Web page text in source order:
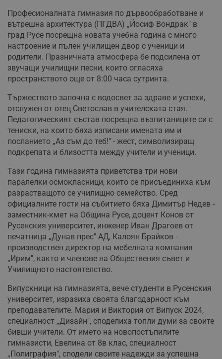
Професионалната гимназия по дървообработване и
вътрешна архитектура (ПГДВА) „Йосиф Вондрак" в
град Русе посрещна новата учебна година с много
настроение и пълен училищен двор с ученици и
родители. Празничната атмосфера бе подсилена от
звучащи училищни песни, които огласяха
пространството още от 8:00 часа сутринта.
Тържеството започна с водосвет за здраве и успехи,
отслужен от отец Светослав в учителската стая.
Педагогическият състав посрещна възпитаниците си с
тениски, на които бяха изписани имената им и
посланието „Аз съм до теб!" - жест, символизиращ
подкрепата и близостта между учители и ученици.
Тази година гимназията приветства три нови
паралелки осмокласници, които се присъединиха към
разрастващото се училищно семейство. Сред
официалните гости на събитието бяха Димитър Недев -
заместник-кмет на Община Русе, доцент Конов от
Русенския университет, инженер Иван Драгоев от
печатница „Дунав прес" АД, Калоян Брайков -
производствен директор на мебелната компания
„Ирим", както и членове на Обществения съвет и
Училищното настоятелство.
Випускници на гимназията, вече студенти в Русенския
университет, изразиха своята благодарност към
преподавателите. Мария и Виктория от Випуск 2024,
специалност „Дизайн", споделиха топли думи за своите
бивши учители. От името на новопостъпилите
гимназисти, Евелина от 8в клас, специалност
„Полиграфия", сподели своите надежди за успешна